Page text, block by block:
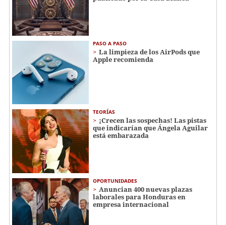
PASO A PASO
La limpieza de los AirPods que
Apple recomienda
TEORÍAS
¡Crecen las sospechas! Las pistas
que indicarían que Ángela Aguilar
está embarazada
OPORTUNIDADES
Anuncian 400 nuevas plazas
laborales para Honduras en
empresa internacional